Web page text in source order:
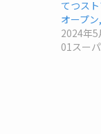
てつス
オープ
2024年5
01スー